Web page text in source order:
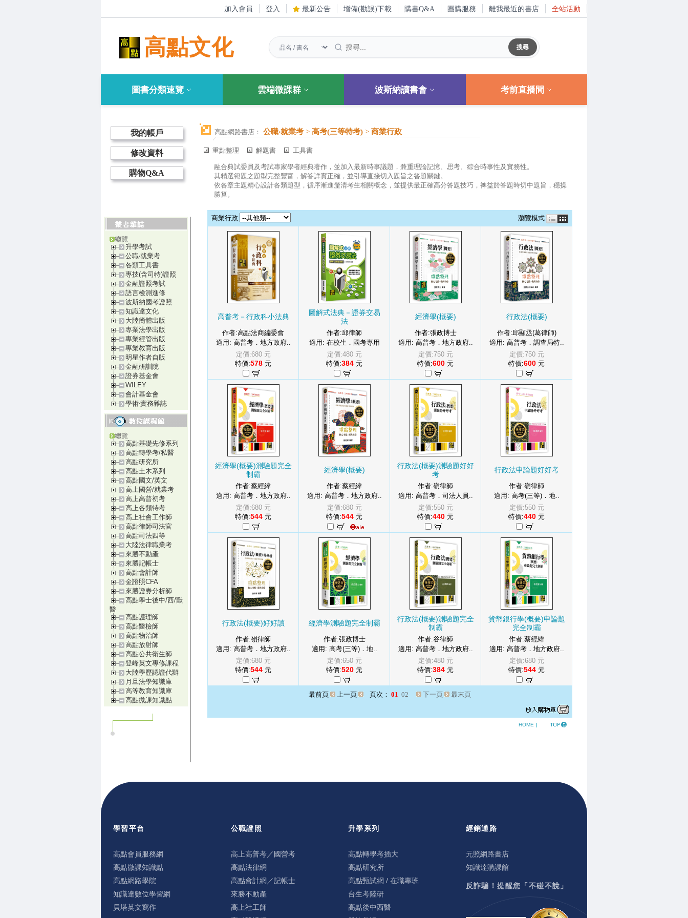
加入會員 登入 最新公告 增備(勘誤)下載 購書Q&A 團購服務 離我最近的書店 全站活動
高點文化
圖書分類速覽 雲端微課群 波斯納讀書會 考前直播間
我的帳戶
修改資料
購物Q&A
總覽
升學考試
公職‧就業考
各類工具書
專技(含司特)證照
金融證照考試
語言檢測進修
波斯納國考證照
知識達文化
大陸簡體出版
專業法學出版
專業經管出版
專業教育出版
明星作者自版
金融研訓院
證券基金會
WILEY
會計基金會
學術‧實務雜誌
總覽
高點基礎先修系列
高點轉學考/私醫
高點研究所
高點土木系列
高點國文/英文
高上國營/就業考
高上高普初考
高上各類特考
高上社會工作師
高點律師司法官
高點司法四等
大陸法律職業考
來勝不動產
來勝記帳士
高點會計師
金證照CFA
來勝證券分析師
高點學士後中/西/獸
醫
高點護理師
高點醫檢師
高點物治師
高點放射師
高點公共衛生師
登峰英文專修課程
大陸學歷認證代辦
月旦法學知識庫
高等教育知識庫
高點微課知識點
高點網路書店： 公職‧就業考 > 高考(三等特考) > 商業行政
重點整理 解題書 工具書
融合典試委員及考試專家學者經典著作，並加入最新時事議題，兼重理論記憶、思考、綜合時事性及實務性。
其精選範題之題型完整豐富，解答詳實正確，並引導直接切入題旨之答題關鍵。
依各章主題精心設計各類題型，循序漸進釐清考生相關概念，並提供最正確高分答題技巧，裨益於答題時切中題旨，穩操
勝算。
商業行政 瀏覽模式
高普考－行政科小法典
作者:高點法商編委會
適用: 高普考．地方政府..
定價:680 元
特價:578 元
圖解式法典－證券交易
法
作者:邱律師
適用: 在校生．國考專用
定價:480 元
特價:384 元
經濟學(概要)
作者:張政博士
適用: 高普考．地方政府..
定價:750 元
特價:600 元
行政法(概要)
作者:邱顯丞(葛律師)
適用: 高普考．調查局特..
定價:750 元
特價:600 元
經濟學(概要)測驗題完全
制霸
作者:蔡經緯
適用: 高普考．地方政府..
定價:680 元
特價:544 元
經濟學(概要)
作者:蔡經緯
適用: 高普考．地方政府..
定價:680 元
特價:544 元
行政法(概要)測驗題好好
考
作者:嶺律師
適用: 高普考．司法人員..
定價:550 元
特價:440 元
行政法申論題好好考
作者:嶺律師
適用: 高考(三等)．地..
定價:550 元
特價:440 元
行政法(概要)好好讀
作者:嶺律師
適用: 高普考．地方政府..
定價:680 元
特價:544 元
經濟學測驗題完全制霸
作者:張政博士
適用: 高考(三等)．地..
定價:650 元
特價:520 元
行政法(概要)測驗題完全
制霸
作者:谷律師
適用: 高普考．地方政府..
定價:480 元
特價:384 元
貨幣銀行學(概要)申論題
完全制霸
作者:蔡經緯
適用: 高普考．地方政府..
定價:680 元
特價:544 元
最前頁 上一頁 頁次： 01 02 下一頁 最末頁
HOME |
學習平台
高點會員服務網
高點微課知識點
高點網路學院
知識達數位學習網
貝塔英文寫作
公職證照
高上高普考／國營考
高點法律網
高點會計網／記帳士
來勝不動產
高上社工師
升學系列
高點轉學考插大
高點研究所
高點甄試網 / 在職專班
台生考陸研
高點後中西醫
經銷通路
元照網路書店
知識達購課館
反詐騙！提醒您「不碰不說」